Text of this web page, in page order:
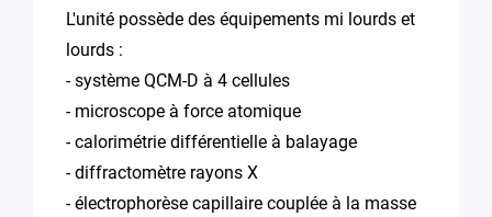
L'unité possède des équipements mi lourds et
lourds :
- système QCM-D à 4 cellules
- microscope à force atomique
- calorimétrie différentielle à balayage
- diffractomètre rayons X
- électrophorèse capillaire couplée à la masse